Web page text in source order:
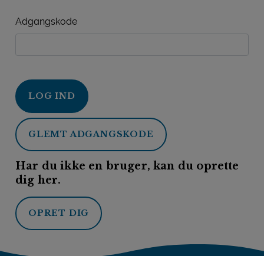
Adgangskode
LOG IND
GLEMT ADGANGSKODE
Har du ikke en bruger, kan du oprette
dig her.
OPRET DIG